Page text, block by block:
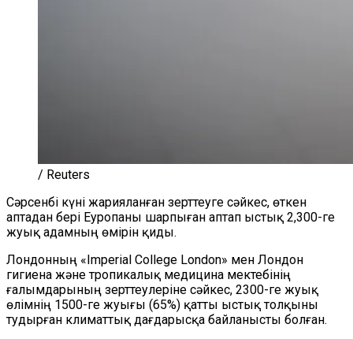
/ Reuters
Сәрсенбі күні жарияланған зерттеуге сәйкес, өткен
аптадан бері Еуропаны шарпыған аптап ыстық 2,300-ге
жуық адамның өмірін қиды.
Лондонның «Imperial College London» мен Лондон
гигиена және тропикалық медицина мектебінің
ғалымдарының зерттеулеріне сәйкес, 2300-ге жуық
өлімнің 1500-ге жуығы (65%) қатты ыстық толқыны
тудырған климаттық дағдарысқа байланысты болған.